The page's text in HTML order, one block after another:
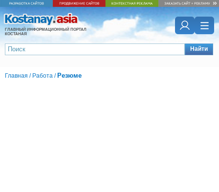
ГЛАВНЫЙ ИНФОРМАЦИОННЫЙ ПОРТАЛ
КОСТАНАЯ
Найти
Главная / Работа / Резюме